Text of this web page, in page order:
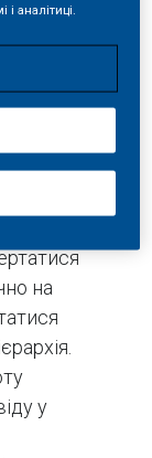
у
на
у
аналітиці.